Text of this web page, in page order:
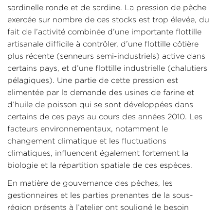
sardinelle ronde et de sardine. La pression de pêche
exercée sur nombre de ces stocks est trop élevée, du
fait de l’activité combinée d’une importante flottille
artisanale difficile à contrôler, d’une flottille côtière
plus récente (senneurs semi-industriels) active dans
certains pays, et d’une flottille industrielle (chalutiers
pélagiques). Une partie de cette pression est
alimentée par la demande des usines de farine et
d’huile de poisson qui se sont développées dans
certains de ces pays au cours des années 2010. Les
facteurs environnementaux, notamment le
changement climatique et les fluctuations
climatiques, influencent également fortement la
biologie et la répartition spatiale de ces espèces.
En matière de gouvernance des pêches, les
gestionnaires et les parties prenantes de la sous-
région présents à l’atelier ont souligné le besoin